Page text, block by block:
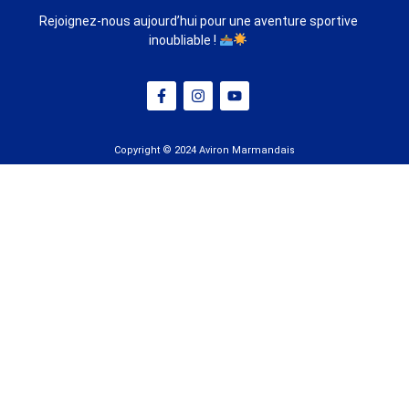
Rejoignez-nous aujourd’hui pour une aventure sportive
inoubliable !
Copyright © 2024 Aviron Marmandais